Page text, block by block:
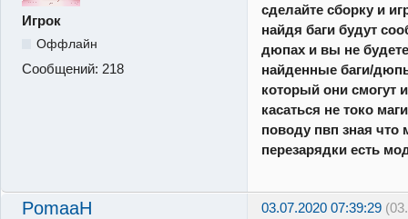
Игрок
Оффлайн
Сообщений: 218
сделайте сборку и
найдя баги будут
дюпах и вы не
найденные баги/
который они смогут
касаться не токо
поводу пвп зная что
перезарядки есть
PomaaH 03.07.2020 07:39:29